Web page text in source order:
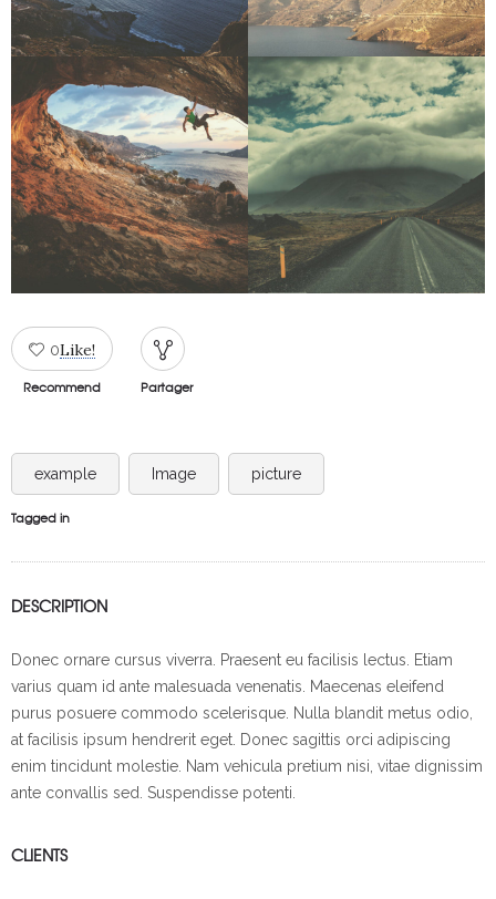
0Like!
Recommend Partager
example Image picture
Tagged in
DESCRIPTION
Donec ornare cursus viverra. Praesent eu facilisis lectus. Etiam
varius quam id ante malesuada venenatis. Maecenas eleifend
purus posuere commodo scelerisque. Nulla blandit metus odio,
at facilisis ipsum hendrerit eget. Donec sagittis orci adipiscing
enim tincidunt molestie. Nam vehicula pretium nisi, vitae dignissim
ante convallis sed. Suspendisse potenti.
CLIENTS